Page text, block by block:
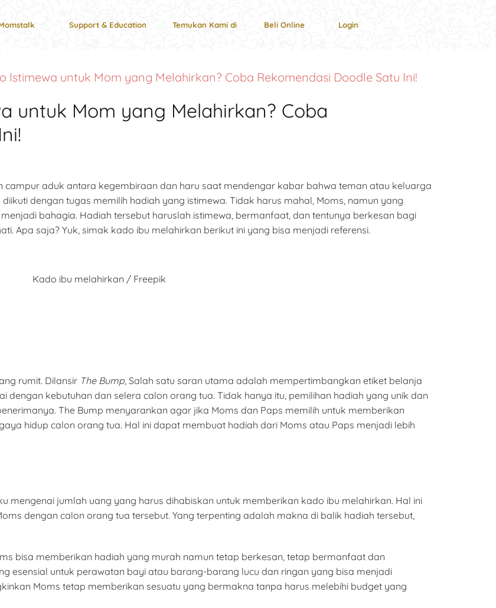
Support & Education Temukan Kami di Beli Online Login
Istimewa untuk Mom yang Melahirkan? Coba Rekomendasi Doodle Satu Ini!
untuk Mom yang Melahirkan? Coba
campur aduk antara kegembiraan dan haru saat mendengar kabar bahwa teman atau keluarga
dengan tugas memilih hadiah yang istimewa. Tidak harus mahal, Moms, namun yang
bahagia. Hadiah tersebut haruslah istimewa, bermanfaat, dan tentunya berkesan bagi
Apa saja? Yuk, simak kado ibu melahirkan berikut ini yang bisa menjadi referensi.
Kado ibu melahirkan / Freepik
rumit. Dilansir The Bump, Salah satu saran utama adalah mempertimbangkan etiket belanja
dengan kebutuhan dan selera calon orang tua. Tidak hanya itu, pemilihan hadiah yang unik dan
The Bump menyarankan agar jika Moms dan Paps memilih untuk memberikan
hidup calon orang tua. Hal ini dapat membuat hadiah dari Moms atau Paps menjadi lebih
mengenai jumlah uang yang harus dihabiskan untuk memberikan kado ibu melahirkan. Hal ini
dengan calon orang tua tersebut. Yang terpenting adalah makna di balik hadiah tersebut,
bisa memberikan hadiah yang murah namun tetap berkesan, tetap bermanfaat dan
esensial untuk perawatan bayi atau barang-barang lucu dan ringan yang bisa menjadi
Moms tetap memberikan sesuatu yang bermakna tanpa harus melebihi budget yang